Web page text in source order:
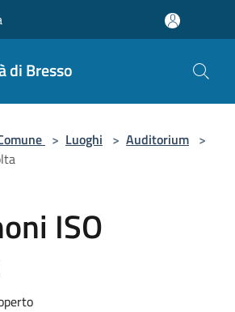
di Bresso
> Luoghi > Auditorium >
ISO